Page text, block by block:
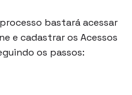
bastará acessar
e cadastrar os Acessos
os passos: